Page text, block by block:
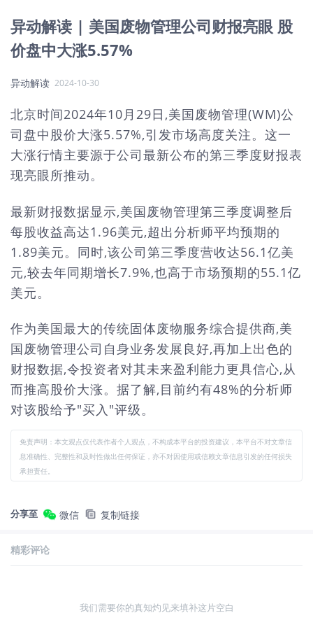
异动解读 | 美国废物管理公司财报亮眼 股
价盘中大涨5.57%
异动解读 2024-10-30
北京时间2024年10月29日,美国废物管理(WM)公
司盘中股价大涨5.57%,引发市场高度关注。这一
大涨行情主要源于公司最新公布的第三季度财报表
现亮眼所推动。
最新财报数据显示,美国废物管理第三季度调整后
每股收益高达1.96美元,超出分析师平均预期的
1.89美元。同时,该公司第三季度营收达56.1亿美
元,较去年同期增长7.9%,也高于市场预期的55.1亿
美元。
作为美国最大的传统固体废物服务综合提供商,美
国废物管理公司自身业务发展良好,再加上出色的
财报数据,令投资者对其未来盈利能力更具信心,从
而推高股价大涨。据了解,目前约有48%的分析师
对该股给予"买入"评级。
免责声明：本文观点仅代表作者个人观点，不构成本平台的投资建议，本平台不对文章信
息准确性、完整性和及时性做出任何保证，亦不对因使用或信赖文章信息引发的任何损失
承担责任。
分享至 微信 复制链接
精彩评论
我们需要你的真知灼见来填补这片空白